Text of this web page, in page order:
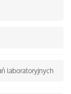
laboratoryjnych